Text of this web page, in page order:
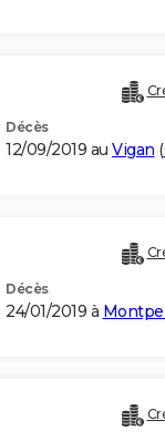
Décès
12/09/2019 au Vigan (
Décès
24/01/2019 à